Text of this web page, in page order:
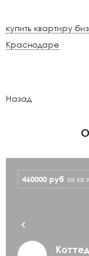
купить квартиру
Краснодаре
Назад
460000 руб за